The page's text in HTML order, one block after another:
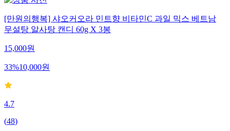
[만원의행복] 샤오커오라 민트향 비타민C 과일 믹스 베트남
무설탕 알사탕 캔디 60g X 3봉
15,000원
33%10,000원
4.7
(48)